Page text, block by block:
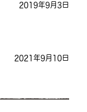
2019年9月3日
2021年9月10日